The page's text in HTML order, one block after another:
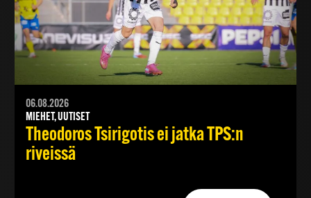
06.08.2026
MIEHET, UUTISET
Theodoros Tsirigotis ei jatka TPS:n
riveissä